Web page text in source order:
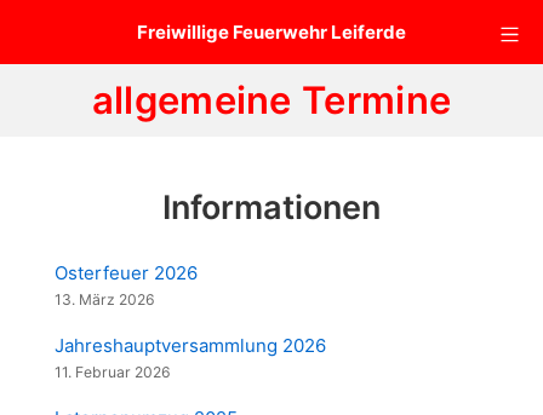
Freiwillige Feuerwehr Leiferde
allgemeine Termine
Informationen
Osterfeuer 2026
13. März 2026
Jahreshauptversammlung 2026
11. Februar 2026